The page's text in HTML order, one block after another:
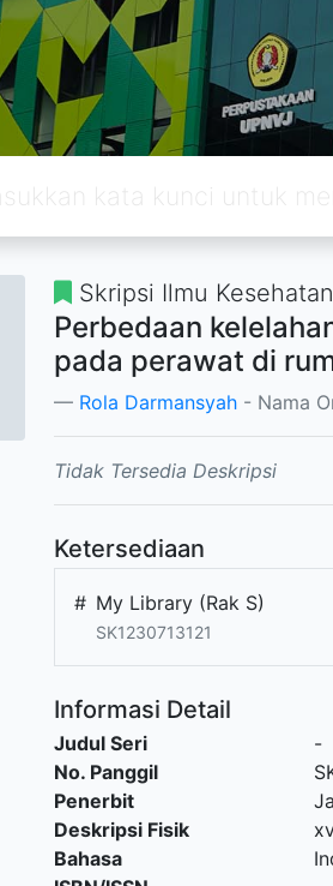
Skripsi Ilmu Kesehatan
Perbedaan
pada perawat di
Rola Darmansyah - Nama
Tidak Tersedia Deskripsi
Ketersediaan
# My Library (Rak S)
SK1230713121
Informasi Detail
Judul Seri
-
No. Panggil
Penerbit
Deskripsi Fisik
Bahasa